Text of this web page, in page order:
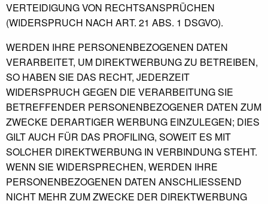
VERTEIDIGUNG VON RECHTSANSPRÜCHEN
(WIDERSPRUCH NACH ART. 21 ABS. 1 DSGVO).
WERDEN IHRE PERSONENBEZOGENEN DATEN
VERARBEITET, UM DIREKTWERBUNG ZU BETREIBEN,
SO HABEN SIE DAS RECHT, JEDERZEIT
WIDERSPRUCH GEGEN DIE VERARBEITUNG SIE
BETREFFENDER PERSONENBEZOGENER DATEN ZUM
ZWECKE DERARTIGER WERBUNG EINZULEGEN; DIES
GILT AUCH FÜR DAS PROFILING, SOWEIT ES MIT
SOLCHER DIREKTWERBUNG IN VERBINDUNG STEHT.
WENN SIE WIDERSPRECHEN, WERDEN IHRE
PERSONENBEZOGENEN DATEN ANSCHLIESSEND
NICHT MEHR ZUM ZWECKE DER DIREKTWERBUNG